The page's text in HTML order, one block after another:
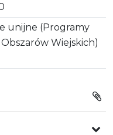
unijne (Programy
Wiejskich)